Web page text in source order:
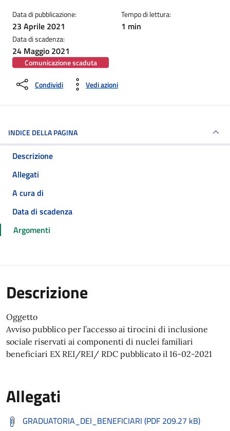
Data di pubblicazione:
23 Aprile 2021
Data di scadenza:
24 Maggio 2021
Comunicazione scaduta
Tempo di lettura:
1 min
Condividi Vedi azioni
INDICE DELLA PAGINA
Descrizione
Allegati
A cura di
Data di scadenza
Argomenti
Descrizione
Oggetto
Avviso pubblico per l’accesso ai tirocini di inclusione
sociale riservati ai componenti di nuclei familiari
beneficiari EX REI/REI/ RDC pubblicato il 16-02-2021
Allegati
GRADUATORIA_DEI_BENEFICIARI (PDF 209.27 kB)